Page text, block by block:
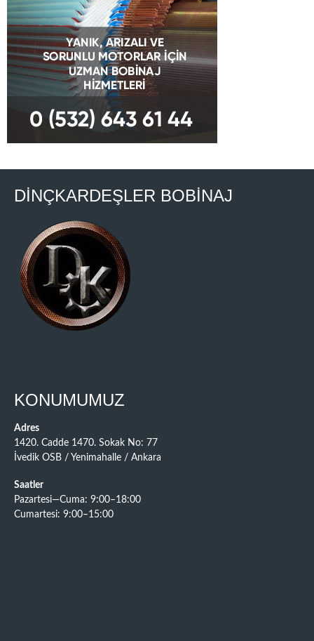
DİNÇKARDEŞLER BOBİNAJ
KONUMUMUZ
Adres
1420. Cadde 1470. Sokak No: 77
İvedik OSB / Yenimahalle / Ankara
Saatler
Pazartesi—Cuma: 9:00–18:00
Cumartesi: 9:00–15:00